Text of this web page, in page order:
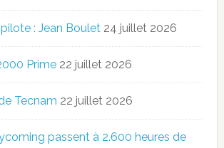
: Jean Boulet 24 juillet 2026
Prime 22 juillet 2026
Tecnam 22 juillet 2026
passent à 2.600 heures de